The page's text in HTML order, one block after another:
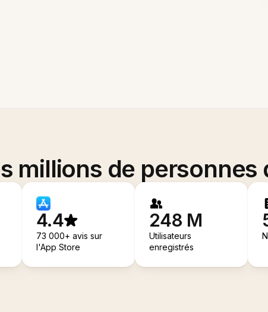
millions de personnes
4.4
73 000+ avis sur
l'App Store
248 M
Utilisateurs
enregistrés